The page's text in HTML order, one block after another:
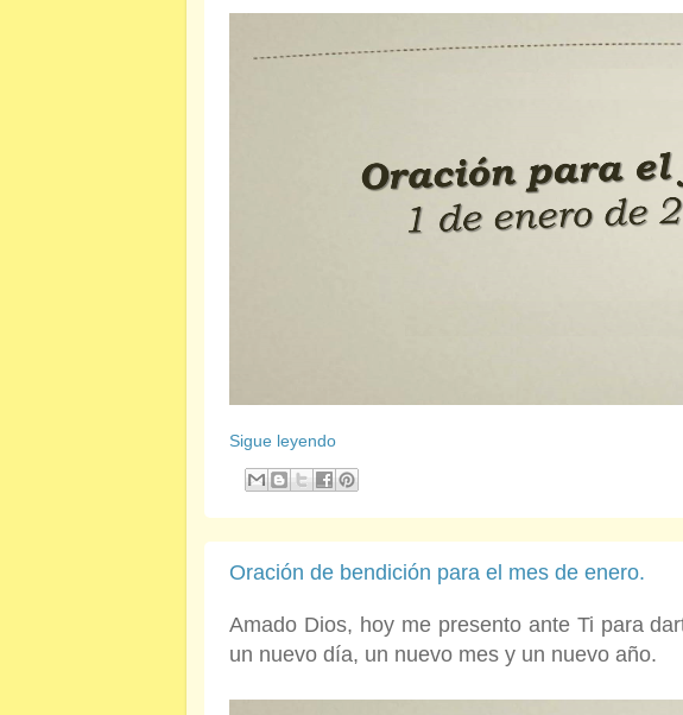
Sigue leyendo
Oración de bendición para el mes de enero.
Amado Dios, hoy me presento ante Ti para
un nuevo día, un nuevo mes y un nuevo año.